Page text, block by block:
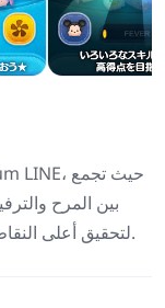
بين المرح
لتحقيق أعلى النقاط. تحديثات مستمرة تجعل التجربة أكثر إمتاعًا.